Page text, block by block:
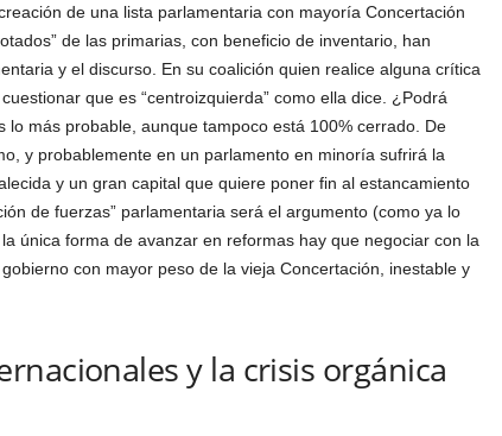
de una lista parlamentaria con mayoría Concertación
de las primarias, con beneficio de inventario, han
y el discurso. En su coalición quien realice alguna crítica
que es “centroizquierda” como ella dice. ¿Podrá
lo más probable, aunque tampoco está 100% cerrado. De
y probablemente en un parlamento en minoría sufrirá la
y un gran capital que quiere poner fin al estancamiento
de fuerzas” parlamentaria será el argumento (como ya lo
única forma de avanzar en reformas hay que negociar con la
con mayor peso de la vieja Concertación, inestable y
y la crisis orgánica